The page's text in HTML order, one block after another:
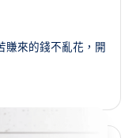
賺來的錢不亂花，開